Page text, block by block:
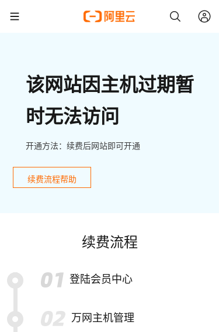
该网站因主机过期暂
时无法访问
开通方法：续费后网站即可开通
续费流程帮助
续费流程
登陆会员中心
万网主机管理